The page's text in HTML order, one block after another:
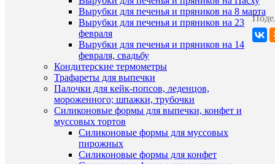
Вырубки для печенья и пряников на 8 марта
Вырубки для печенья и пряников на 23
февраля
Вырубки для печенья и пряников на 14
февраля, свадьбу
Кондитерские термометры
Трафареты для выпечки
Палочки для кейк-попсов, леденцов,
мороженного; шпажки, трубочки
Силиконовые формы для выпечки, конфет и
муссовых тортов
Силиконовые формы для муссовых
пирожных
Силиконовые формы для конфет